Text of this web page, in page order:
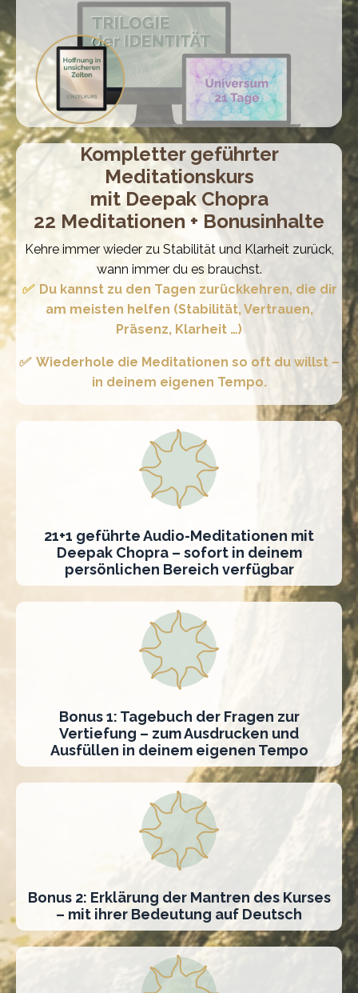
Kompletter geführter
Meditationskurs
mit Deepak Chopra
22 Meditationen + Bonusinhalte
Kehre immer wieder zu Stabilität und Klarheit zurück,
wann immer du es brauchst.
✅ Du kannst zu den Tagen zurückkehren, die dir
am meisten helfen (Stabilität, Vertrauen,
Präsenz, Klarheit …)
✅ Wiederhole die Meditationen so oft du willst –
in deinem eigenen Tempo.
21+1 geführte Audio-Meditationen mit
Deepak Chopra – sofort in deinem
persönlichen Bereich verfügbar
Bonus 1: Tagebuch der Fragen zur
Vertiefung – zum Ausdrucken und
Ausfüllen in deinem eigenen Tempo
Bonus 2: Erklärung der Mantren des Kurses
– mit ihrer Bedeutung auf Deutsch